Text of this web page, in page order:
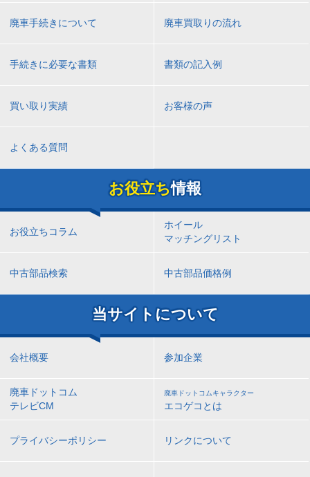
廃車手続きについて 廃車買取りの流れ
手続きに必要な書類 書類の記入例
買い取り実績 お客様の声
よくある質問
お役立ち情報
お役立ちコラム
ホイール
マッチングリスト
中古部品検索 中古部品価格例
当サイトについて
会社概要 参加企業
廃車ドットコム
テレビCM
廃車ドットコムキャラクター
エコゲコとは
プライバシーポリシー リンクについて